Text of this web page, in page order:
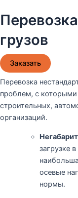
грузов
Заказать
Перевозка
проблем, с которыми
строительных,
организаций.
загрузке
осевые
нормы.